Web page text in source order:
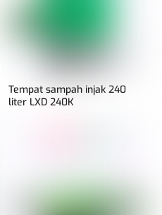
Tempat sampah injak 240
liter LXD 240K